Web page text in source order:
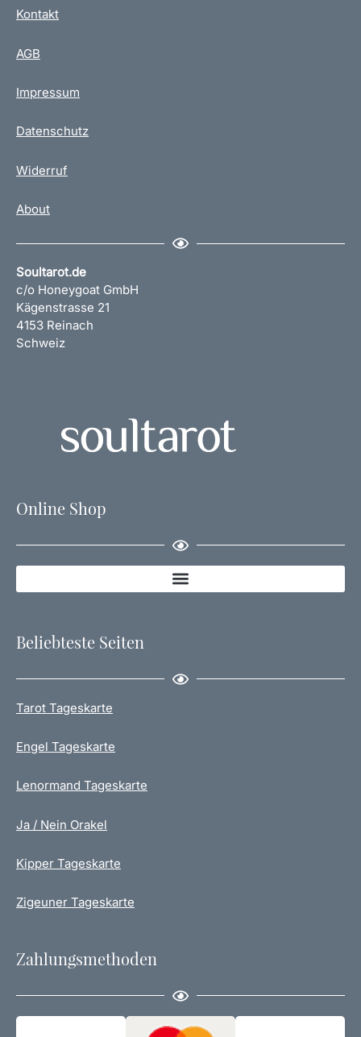
Kontakt
AGB
Impressum
Datenschutz
Widerruf
About
Soultarot.de
c/o Honeygoat GmbH
Kägenstrasse 21
4153 Reinach
Schweiz
Online Shop
Beliebteste Seiten
Tarot Tageskarte
Engel Tageskarte
Lenormand Tageskarte
Ja / Nein Orakel
Kipper Tageskarte
Zigeuner Tageskarte
Zahlungsmethoden